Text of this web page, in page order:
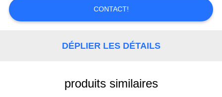
CAS
CONTACT!
DÉPLIER LES DÉTAILS
produits similaires